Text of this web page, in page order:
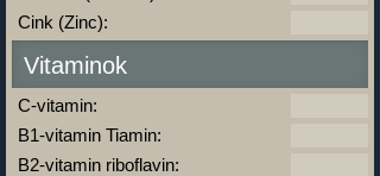
Cink (Zinc):
Vitaminok
C-vitamin:
B1-vitamin Tiamin:
B2-vitamin riboflavin: